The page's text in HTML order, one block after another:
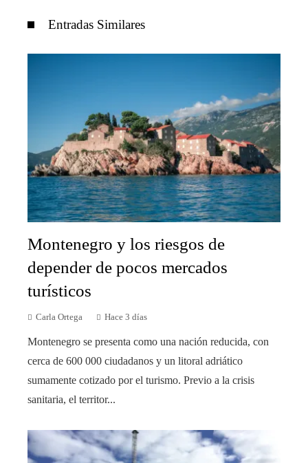
Entradas Similares
Montenegro y los riesgos de
depender de pocos mercados
turísticos
Carla Ortega Hace 3 días
Montenegro se presenta como una nación reducida, con
cerca de 600 000 ciudadanos y un litoral adriático
sumamente cotizado por el turismo. Previo a la crisis
sanitaria, el territor...